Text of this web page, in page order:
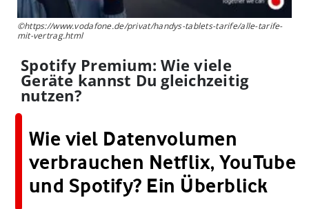
©https://www.vodafone.de/privat/handys-tablets-tarife/alle-tarife-
mit-vertrag.html
Spotify Premium: Wie viele
Geräte kannst Du gleichzeitig
nutzen?
Wie viel Datenvolumen
verbrauchen Netflix, YouTube
und Spotify? Ein Überblick